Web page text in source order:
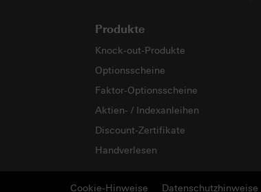
Produkte
Knock-out-Produkte
Optionsscheine
Faktor-Optionsscheine
Aktien- / Indexanleihen
Discount-Zertifikate
Handverlesen
Cookie-Hinweise Datenschutzhinweise